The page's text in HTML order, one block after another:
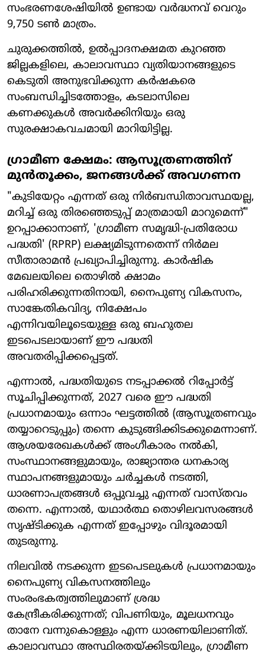
സംഭരണശേഷിയിൽ ഉണ്ടായ വർദ്ധനവ് വെറും
9,750 ടൺ മാത്രം.
ചുരുക്കത്തിൽ, ഉൽപ്പാദനക്ഷമത കുറഞ്ഞ
ജില്ലകളിലെ, കാലാവസ്ഥാ വ്യതിയാനങ്ങളുടെ
കെടുതി അനുഭവിക്കുന്ന കർഷകരെ
സംബന്ധിച്ചിടത്തോളം, കടലാസിലെ
കണക്കുകൾ അവർക്കിനിയും ഒരു
സുരക്ഷാകവചമായി മാറിയിട്ടില്ല.
ഗ്രാമീണ ക്ഷേമം: ആസൂത്രണത്തിന്
മുൻതൂക്കം, ജനങ്ങൾക്ക് അവഗണന
"കുടിയേറ്റം എന്നത് ഒരു നിർബന്ധിതാവസ്ഥയല്ല,
മറിച്ച് ഒരു തിരഞ്ഞെടുപ്പ് മാത്രമായി മാറുമെന്ന്"
ഉറപ്പാക്കാനാണ്, 'ഗ്രാമീണ സമൃദ്ധി-പ്രതിരോധ
പദ്ധതി' (RPRP) ലക്ഷ്യമിടുന്നതെന്ന് നിർമല
സീതാരാമൻ പ്രഖ്യാപിച്ചിരുന്നു. കാർഷിക
മേഖലയിലെ തൊഴിൽ ക്ഷാമം
പരിഹരിക്കുന്നതിനായി, നൈപുണ്യ വികസനം,
സാങ്കേതികവിദ്യ, നിക്ഷേപം
എന്നിവയിലൂടെയുള്ള ഒരു ബഹുതല
ഇടപെടലായാണ് ഈ പദ്ധതി
അവതരിപ്പിക്കപ്പെട്ടത്.
എന്നാൽ, പദ്ധതിയുടെ നടപ്പാക്കൽ റിപ്പോർട്ട്
സൂചിപ്പിക്കുന്നത്, 2027 വരെ ഈ പദ്ധതി
പ്രധാനമായും ഒന്നാം ഘട്ടത്തിൽ (ആസൂത്രണവും
തയ്യാറെടുപ്പും) തന്നെ കുടുങ്ങിക്കിടക്കുമെന്നാണ്.
ആശയരേഖകൾക്ക് അംഗീകാരം നൽകി,
സംസ്ഥാനങ്ങളുമായും, രാജ്യാന്തര ധനകാര്യ
സ്ഥാപനങ്ങളുമായും ചർച്ചകൾ നടത്തി,
ധാരണാപത്രങ്ങൾ ഒപ്പുവച്ചു എന്നത് വാസ്തവം
തന്നെ. എന്നാൽ, യഥാർത്ഥ തൊഴിലവസരങ്ങൾ
സൃഷ്ടിക്കുക എന്നത് ഇപ്പോഴും വിദൂരമായി
തുടരുന്നു.
നിലവിൽ നടക്കുന്ന ഇടപെടലുകൾ പ്രധാനമായും
നൈപുണ്യ വികസനത്തിലും
സംരംഭകത്വത്തിലുമാണ് ശ്രദ്ധ
കേന്ദ്രീകരിക്കുന്നത്; വിപണിയും, മൂലധനവും
താനേ വന്നുകൊള്ളും എന്ന ധാരണയിലാണിത്.
കാലാവസ്ഥാ അസ്ഥിരതയ്ക്കിടയിലും, ഗ്രാമീണ